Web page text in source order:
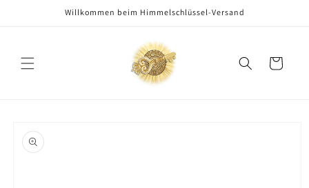
Willkommen beim Himmelschlüssel-Versand
Warenkorb